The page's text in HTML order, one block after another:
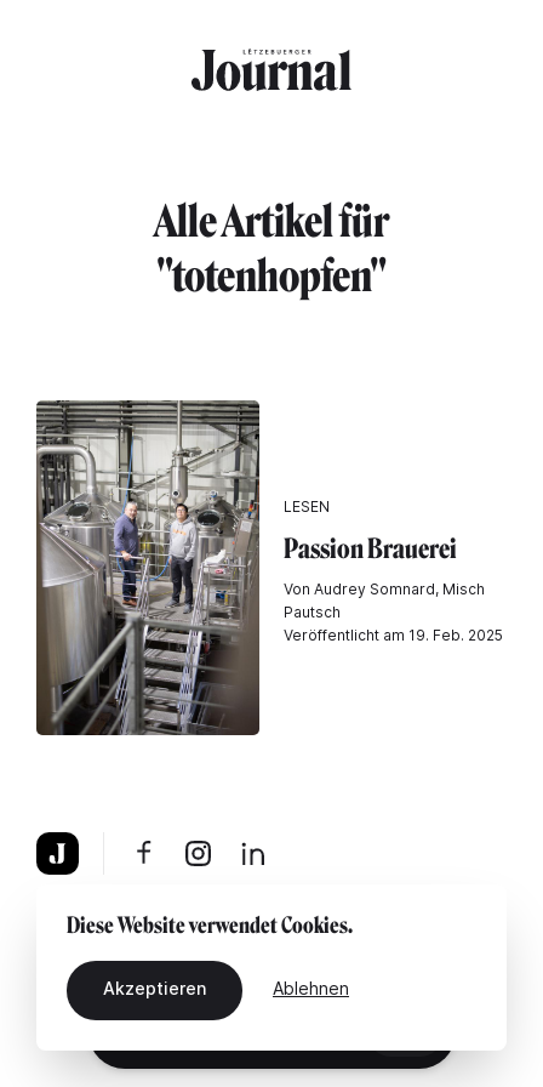
Alle Artikel für
"totenhopfen"
LESEN
Passion Brauerei
Von Audrey Somnard, Misch
Pautsch
Veröffentlicht am 19. Feb. 2025
Über uns Rechtshinweis Kontaktiere uns
Diese Website verwendet Cookies.
Akzeptieren Ablehnen